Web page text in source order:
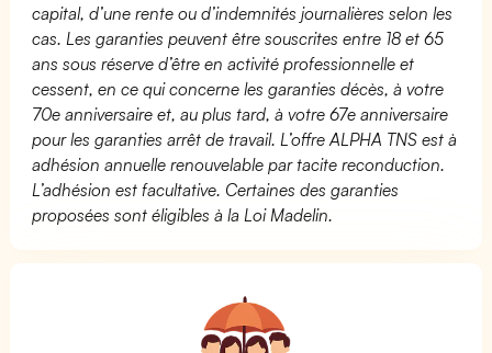
capital, d’une rente ou d’indemnités journalières selon les
cas. Les garanties peuvent être souscrites entre 18 et 65
ans sous réserve d’être en activité professionnelle et
cessent, en ce qui concerne les garanties décès, à votre
70e anniversaire et, au plus tard, à votre 67e anniversaire
pour les garanties arrêt de travail. L’offre ALPHA TNS est à
adhésion annuelle renouvelable par tacite reconduction.
L’adhésion est facultative. Certaines des garanties
proposées sont éligibles à la Loi Madelin.